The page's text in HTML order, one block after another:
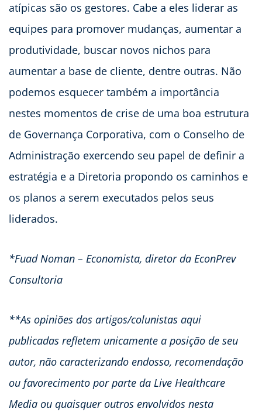
atípicas são os gestores. Cabe a eles liderar as
equipes para promover mudanças, aumentar a
produtividade, buscar novos nichos para
aumentar a base de cliente, dentre outras. Não
podemos esquecer também a importância
nestes momentos de crise de uma boa estrutura
de Governança Corporativa, com o Conselho de
Administração exercendo seu papel de definir a
estratégia e a Diretoria propondo os caminhos e
os planos a serem executados pelos seus
liderados.
*Fuad Noman – Economista, diretor da EconPrev
Consultoria
**As opiniões dos artigos/colunistas aqui
publicadas refletem unicamente a posição de seu
autor, não caracterizando endosso, recomendação
ou favorecimento por parte da Live Healthcare
Media ou quaisquer outros envolvidos nesta